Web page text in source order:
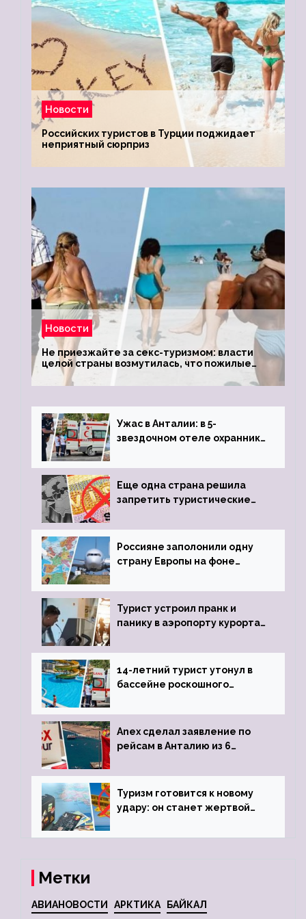
Новости
Российских туристов в Турции поджидает
неприятный сюрприз
Новости
Не приезжайте за секс-туризмом: власти
целой страны возмутилась, что пожилые
туристки массово едут к ним, чтобы
обзавестись молодыми любовниками
Ужас в Анталии: в 5-
звездочном отеле охранник
пистолета
Еще одна страна решила
запретить туристические
Россияне заполонили одну
страну Европы на фоне
виз
Турист устроил пранк и
панику в аэропорту курорта,
задержке рейса
14-летний турист утонул в
бассейне роскошного
Anex сделал заявление по
рейсам в Анталию из 6
Туризм готовится к новому
удару: он станет жертвой
Метки
АВИАНОВОСТИ АРКТИКА БАЙКАЛ